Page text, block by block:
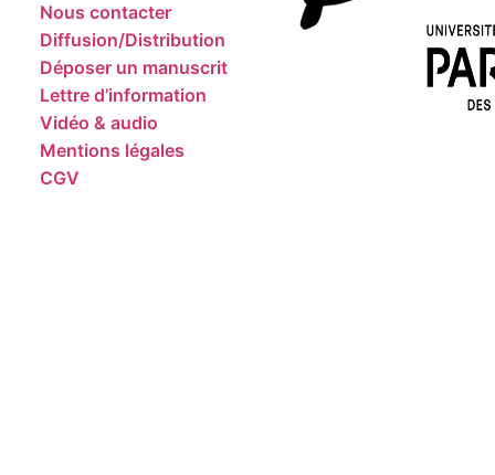
Nous contacter
Diffusion/Distribution
Déposer un manuscrit
Lettre d’information
Vidéo & audio
Mentions légales
CGV